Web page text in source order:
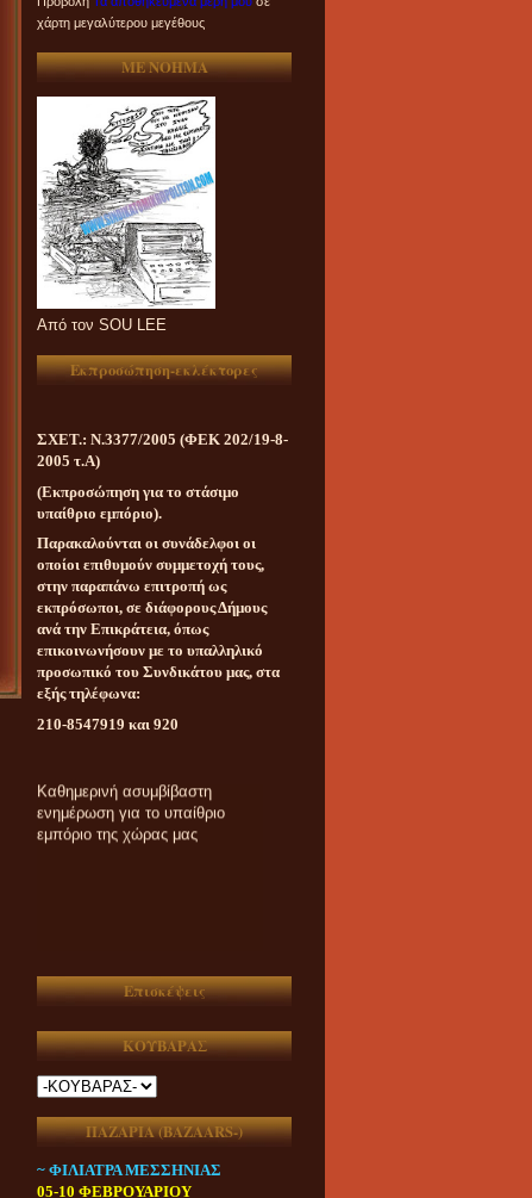
χάρτη μεγαλύτερου μεγέθους
ME NOHMA
Aπό τον SOU LEE
Εκπροσώπηση-εκλέκτορες
ΣΧΕΤ.: Ν.3377/2005 (ΦΕΚ 202/19-8-
2005 τ.Α)
(Εκπροσώπηση για το στάσιμο
υπαίθριο εμπόριο).
Παρακαλούνται οι συνάδελφοι οι
οποίοι επιθυμούν συμμετοχή τους,
στην παραπάνω επιτροπή ως
εκπρόσωποι, σε διάφορους Δήμους
ανά την Επικράτεια, όπως
επικοινωνήσουν με το υπαλληλικό
προσωπικό του Συνδικάτου μας, στα
εξής τηλέφωνα:
210-8547919 και 920
ενημέρωση για το υπαίθριο
εμπόριο της χώρας μας
Επισκέψεις
ΚΟΥΒΑΡΑΣ
ΠΑΖΑΡΙΑ (ΒAZAARS-)
~ ΦΙΛΙΑΤΡΑ ΜΕΣΣΗΝΙΑΣ
05-10 ΦΕΒΡΟΥΑΡΙΟΥ